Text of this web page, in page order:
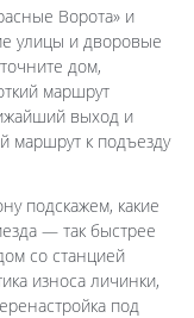
Ворота» и
улицы и дворовые
дом,
маршрут
выход и
маршрут к подъезду
подскажем, какие
— так быстрее
со станцией
износа личинки,
под